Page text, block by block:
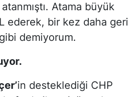
Atama büyük
ederek, bir kez daha geri
demiyorum.
in desteklediği CHP